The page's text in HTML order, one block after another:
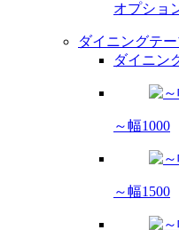
オプショ
ダイニングテ
ダイニン
～幅1000
～幅1500